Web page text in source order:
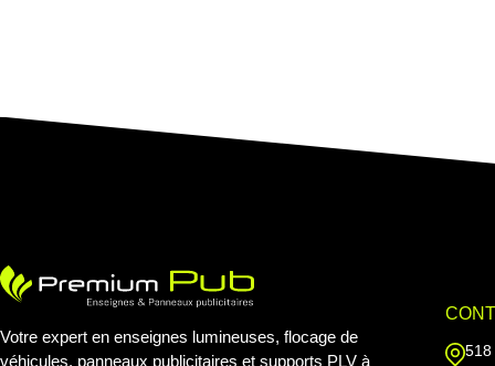
Votre expert en enseignes lumineuses, flocage de
véhicules, panneaux publicitaires et supports PLV à
518